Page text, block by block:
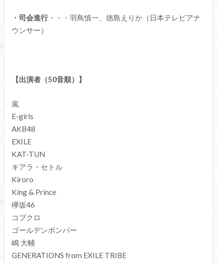
・司会進行・・・羽鳥慎一、徳島えりか（日本テレビアナ
ウンサー）
【出演者（50音順）】
嵐
E-girls
AKB48
EXILE
KAT-TUN
キアラ・セトル
Kiroro
King & Prince
欅坂46
コブクロ
ゴールデンボンバー
嶋 大輔
GENERATIONS from EXILE TRIBE